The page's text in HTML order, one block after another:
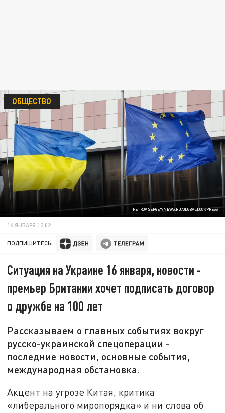
PETROV SERGEY/NEWS.RU/GLOBALLOOKPRESS
ОБЩЕСТВО
16 ЯНВАРЯ 12:02
ПОДПИШИТЕСЬ:
Ситуация на Украине 16 января, новости -
премьер Британии хочет подписать договор
о дружбе на 100 лет
Рассказываем о главных событиях вокруг
русско-украинской спецоперации -
последние новости, основные события,
международная обстановка.
Акцент на угрозе Китая, критика
«либерального миропорядка» и ни слова об